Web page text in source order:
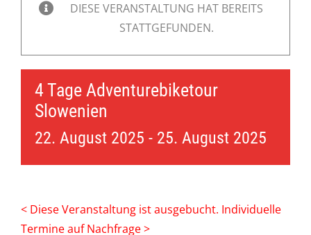
DIESE VERANSTALTUNG HAT BEREITS
STATTGEFUNDEN.
4 Tage Adventurebiketour
Slowenien
22. August 2025 - 25. August 2025
< Diese Veranstaltung ist ausgebucht. Individuelle
Termine auf Nachfrage >